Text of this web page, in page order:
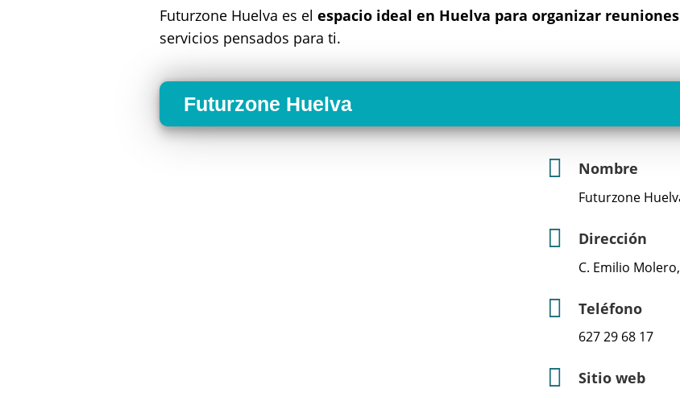
Futurzone Huelva es el espacio ideal en Huelva para organizar
servicios pensados para ti.
Futurzone Huelva
Nombre
Futurzone
Dirección
C. Emilio
Teléfono
627 29 68 17
Sitio web